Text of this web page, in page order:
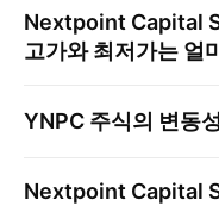
Nextpoint Capital
고가와 최저가는 얼
YNPC 주식의 변동
Nextpoint Capital